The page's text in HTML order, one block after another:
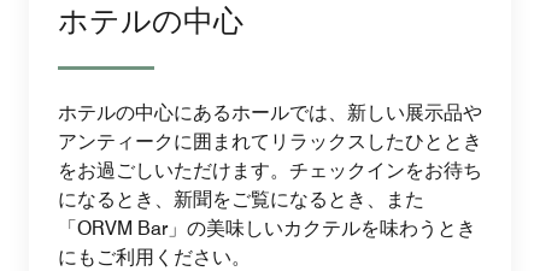
ホテルの中心
ホテルの中心にあるホールでは、新しい展示品や
アンティークに囲まれてリラックスしたひととき
をお過ごしいただけます。チェックインをお待ち
になるとき、新聞をご覧になるとき、また
「ORVM Bar」の美味しいカクテルを味わうとき
にもご利用ください。